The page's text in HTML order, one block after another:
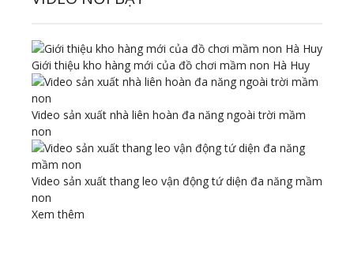
Giới thiệu kho hàng mới của đồ chơi mầm non Hà Huy
Video sản xuất nhà liên hoàn đa năng ngoài trời mầm
non
Video sản xuất thang leo vận động tứ diện đa năng mầm
non
Xem thêm